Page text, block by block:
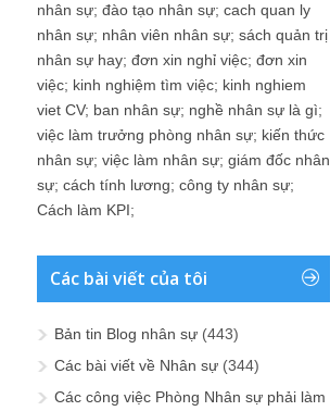
nhân sự; đào tạo nhân sự; cach quan ly
nhân sự; nhân viên nhân sự; sách quản trị
nhân sự hay; đơn xin nghỉ việc; đơn xin
việc; kinh nghiệm tìm việc; kinh nghiem
viet CV; ban nhân sự; nghề nhân sự là gì;
việc làm trưởng phòng nhân sự; kiến thức
nhân sự; việc làm nhân sự; giám đốc nhân
sự; cách tính lương; công ty nhân sự;
Cách làm KPI;
Các bài viết của tôi
Bản tin Blog nhân sự (443)
Các bài viết về Nhân sự (344)
Các công việc Phòng Nhân sự phải làm